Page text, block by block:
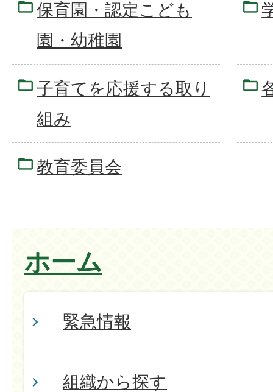
保育園・認定こども
園・幼稚園
子育てを応援する取り
組み
教育委員会
ホーム
緊急情報
組織から探す